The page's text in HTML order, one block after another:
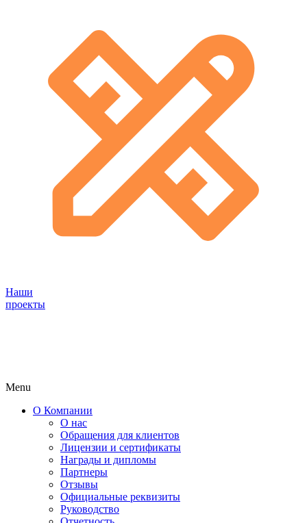
Наши
проекты
Menu
О Компании
О нас
Обращения для клиентов
Лицензии и сертификаты
Награды и дипломы
Партнеры
Отзывы
Официальные реквизиты
Руководство